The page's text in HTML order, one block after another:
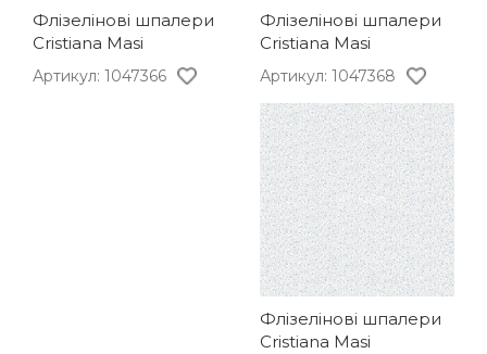
Флізелінові шпалери
Cristiana Masi
Артикул: 1047366
Флізелінові шпалери
Cristiana Masi
Артикул: 1047368
Флізелінові шпалери
Cristiana Masi